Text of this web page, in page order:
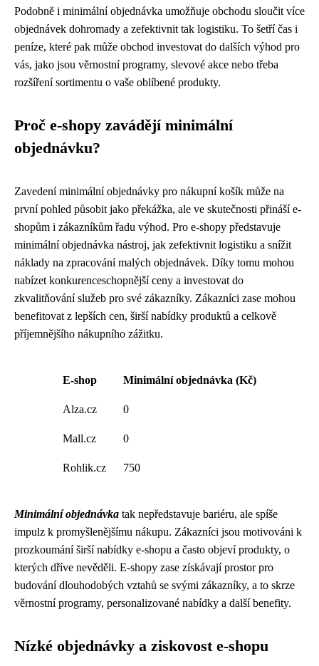
Podobně i minimální objednávka umožňuje obchodu sloučit více
objednávek dohromady a zefektivnit tak logistiku. To šetří čas i
peníze, které pak může obchod investovat do dalších výhod pro
vás, jako jsou věrnostní programy, slevové akce nebo třeba
rozšíření sortimentu o vaše oblíbené produkty.
Proč e-shopy zavádějí minimální
objednávku?
Zavedení minimální objednávky pro nákupní košík může na
první pohled působit jako překážka, ale ve skutečnosti přináší e-
shopům i zákazníkům řadu výhod. Pro e-shopy představuje
minimální objednávka nástroj, jak zefektivnit logistiku a snížit
náklady na zpracování malých objednávek. Díky tomu mohou
nabízet konkurenceschopnější ceny a investovat do
zkvalitňování služeb pro své zákazníky. Zákazníci zase mohou
benefitovat z lepších cen, širší nabídky produktů a celkově
příjemnějšího nákupního zážitku.
E-shop Minimální objednávka (Kč)
Alza.cz 0
Mall.cz 0
Rohlik.cz 750
Minimální objednávka tak nepředstavuje bariéru, ale spíše
impulz k promyšlenějšímu nákupu. Zákazníci jsou motivováni k
prozkoumání širší nabídky e-shopu a často objeví produkty, o
kterých dříve nevěděli. E-shopy zase získávají prostor pro
budování dlouhodobých vztahů se svými zákazníky, a to skrze
věrnostní programy, personalizované nabídky a další benefity.
Nízké objednávky a ziskovost e-shopu